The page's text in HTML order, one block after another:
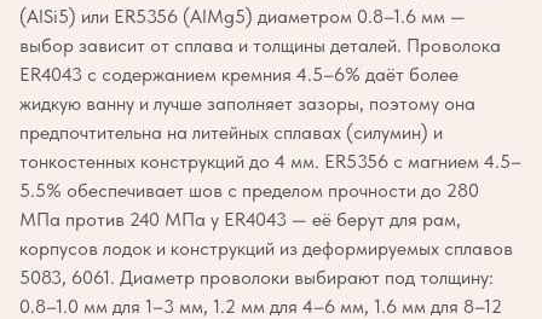
(AlSi5) или ER5356 (AlMg5) диаметром 0.8–1.6 мм —
выбор зависит от сплава и толщины деталей. Проволока
ER4043 с содержанием кремния 4.5–6% даёт более
жидкую ванну и лучше заполняет зазоры, поэтому она
предпочтительна на литейных сплавах (силумин) и
тонкостенных конструкций до 4 мм. ER5356 с магнием 4.5–
5.5% обеспечивает шов с пределом прочности до 280
МПа против 240 МПа у ER4043 — её берут для рам,
корпусов лодок и конструкций из деформируемых сплавов
5083, 6061. Диаметр проволоки выбирают под толщину:
0.8–1.0 мм для 1–3 мм, 1.2 мм для 4–6 мм, 1.6 мм для 8–12